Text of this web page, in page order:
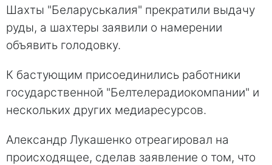
Шахты "Беларуськалия" прекратили выдачу
руды, а шахтеры заявили о намерении
объявить голодовку.
К бастующим присоединились работники
государственной "Белтелерадиокомпании" и
нескольких других медиаресурсов.
Александр Лукашенко отреагировал на
происходящее, сделав заявление о том, что